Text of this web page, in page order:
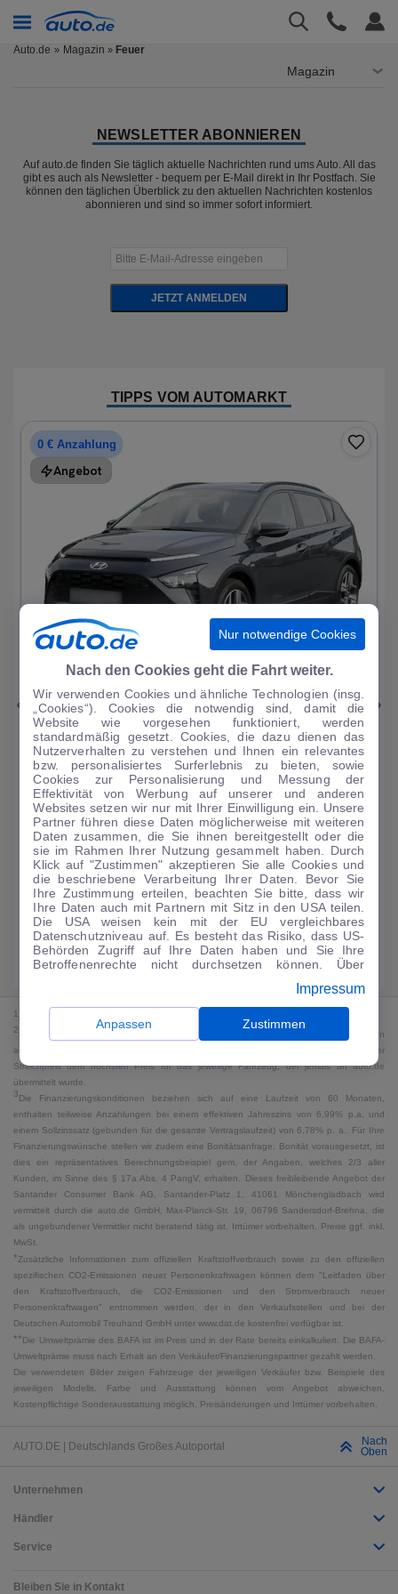
Auto.de Magazin » Feuer
Magazin
NEWSLETTER ABONNIEREN
Auf auto.de finden Sie täglich aktuelle Nachrichten rund ums Auto. All das
gibt es auch als Newsletter - bequem per E-Mail direkt in Ihr Postfach. Sie
können den täglichen Überblick zu den aktuellen Nachrichten kostenlos
abonnieren und sind so immer sofort informiert.
JETZT ANMELDEN
TIPPS VOM AUTOMARKT
0 € Anzahlung
Angebot
|15
Hyundai Bayon
1.0 T-GDI Trend Mild-Hybrid DAB/Sitzhzg.
19.196 km· 08/2023· Benzin·Automatik
Finanzierung Kaufen
159€/mtl.
Guter Preis4
0 € Anzahlung ·60 Monate ·Finanzierungs-Details
Angebot anfragen Rate anpassen
Kraftstoffverbrauch komb. 7,2 l/100 km · CO₂-Emissionen komb. 165 g/km
· CO₂-Klasse F · WLTP*
1
2 Bei dem Streichpreis handelt es sich für Neufahrzeuge und junge Gebrauchte um den
an auto.de übermittelten Listenpreis. Für alle anderen Fahrzeuge entspricht der
Streichpreis dem höchsten Preis für das jeweilige Fahrzeug, der jemals an auto.de
übermittelt wurde.
3Die Finanzierungskonditionen beziehen sich auf eine Laufzeit von 60 Monaten,
enthalten teilweise Anzahlungen bei einem effektiven Jahreszins von 6,99% p.a. und
einem Sollzinssatz (gebunden für die gesamte Vertragslaufzeit) von 6,78% p. a.. Für Ihre
Finanzierungswünsche stellen wir zudem eine Bonitätsanfrage. Bonität vorausgesetzt, ist
dies ein repräsentatives Berechnungsbeispiel gem. der Angaben, welches 2/3 aller
Kunden, im Sinne des § 17a Abs. 4 PangV, erhalten. Dieses freibleibende Angebot der
Santander Consumer Bank AG, Santander-Platz 1, 41061 Mönchengladbach wird
vermittelt durch die auto.de GmbH, Max-Planck-Str. 19, 06796 Sandersdorf-Brehna, die
als ungebundener Vermittler nicht beratend tätig ist. Irrtümer vorbehalten. Preise ggf. inkl.
MwSt.
*Zusätzliche Informationen zum offiziellen Kraftstoffverbrauch sowie zu den offiziellen
spezifischen CO2-Emissionen neuer Personenkraftwagen können dem "Leitfaden über
den Kraftstoffverbrauch, die CO2-Emissionen und den Stromverbrauch neuer
Personenkraftwagen" entnommen werden, der in den Verkaufsstellen und bei der
Deutschen Automobil Treuhand GmbH unter www.dat.de kostenfrei verfügbar ist.
**Die Umweltprämie des BAFA ist im Preis und in der Rate bereits einkalkuliert. Die BAFA-
Umweltprämie muss nach Erhalt an den Verkäufer/Finanzierungspartner gezahlt werden.
Die verwendeten Bilder zeigen Fahrzeuge der jeweiligen Verkäufer bzw. Beispiele des
jeweiligen Modells. Farbe und Ausstattung können vom Angebot abweichen.
Kostenpflichtige Sonderausstattung möglich. Preisänderungen und Irrtümer vorbehalten.
AUTO.DE | Deutschlands Großes Autoportal
Nach
Oben
Unternehmen
Händler
Service
Bleiben Sie in Kontakt
Nur notwendige Cookies
Nach den Cookies geht die Fahrt weiter.
Wir verwenden Cookies und ähnliche Technologien (insg.
„Cookies“). Cookies die notwendig sind, damit die
Website wie vorgesehen funktioniert, werden
standardmäßig gesetzt. Cookies, die dazu dienen das
Nutzerverhalten zu verstehen und Ihnen ein relevantes
bzw. personalisiertes Surferlebnis zu bieten, sowie
Cookies zur Personalisierung und Messung der
Effektivität von Werbung auf unserer und anderen
Websites setzen wir nur mit Ihrer Einwilligung ein. Unsere
Partner führen diese Daten möglicherweise mit weiteren
Daten zusammen, die Sie ihnen bereitgestellt oder die
sie im Rahmen Ihrer Nutzung gesammelt haben. Durch
Klick auf "Zustimmen" akzeptieren Sie alle Cookies und
die beschriebene Verarbeitung Ihrer Daten. Bevor Sie
Ihre Zustimmung erteilen, beachten Sie bitte, dass wir
Ihre Daten auch mit Partnern mit Sitz in den USA teilen.
Die USA weisen kein mit der EU vergleichbares
Datenschutzniveau auf. Es besteht das Risiko, dass US-
Behörden Zugriff auf Ihre Daten haben und Sie Ihre
Betroffenenrechte nicht durchsetzen können. Über
anpassen. Dies ist auch später jederzeit im Bereich
Cookie-Richtliniemöglich. Weitere Informationen finden
Sie in unsererDatenschutzerklärung .
Impressum
Anpassen Zustimmen